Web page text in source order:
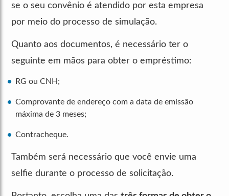
se o seu convênio é atendido por esta empresa
por meio do processo de simulação.
Quanto aos documentos, é necessário ter o
seguinte em mãos para obter o empréstimo:
RG ou CNH;
Comprovante de endereço com a data de emissão
máxima de 3 meses;
Contracheque.
Também será necessário que você envie uma
selfie durante o processo de solicitação.